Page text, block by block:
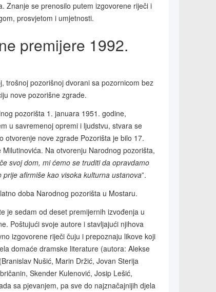
Znanje se prenosilo putem izgovorene riječi i
prosvjetom i umjetnosti.
premijere 1992.
trošnoj pozorišnoj dvorani sa pozornicom bez
nove pozorišne zgrade.
pozorišta 1. januara 1951. godine,
u savremenoj opremi i ljudstvu, stvara se
otvorenje nove zgrade Pozorišta je bilo 17.
Na otvorenju Narodnog pozorišta,
svoj dom, mi ćemo se truditi da opravdamo
afirmiše kao visoka kulturna ustanova”.
doba Narodnog pozorišta u Mostaru.
je sedam od deset premijernih izvođenja u
Poštujući svoje autore i stavljajući njihova
izgovorene riječi čuju i prepoznaju likove koji
domaće dramske literature (autora: Alekse
Nušić, Marin Držić, Jovan Sterija
Skender Kulenović, Josip Lešić,
sa pjevanjem, pa sve do najznačajnijih djela